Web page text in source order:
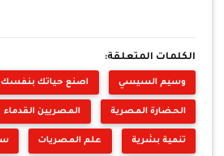
الكلمات المتعلقة:
وسيم السيسي اصنع حياتك بنفسك
الحضارة المصرية المصريين القدماء
تنمية بشرية علم المصريات